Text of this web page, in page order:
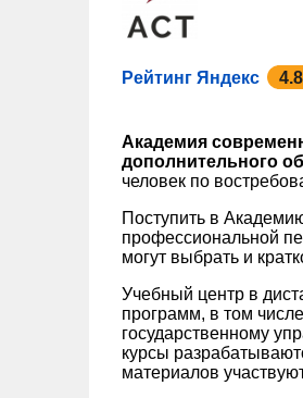
Рейтинг Яндекс 4.8
Академия
дополнительного
человек по
Поступить в
профессиональной
могут выбрать и
Учебный центр в
программ, в том
государственному
курсы
материалов